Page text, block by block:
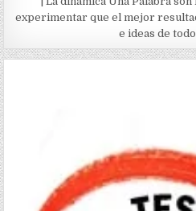
experimentar que el mejor
e ideas de